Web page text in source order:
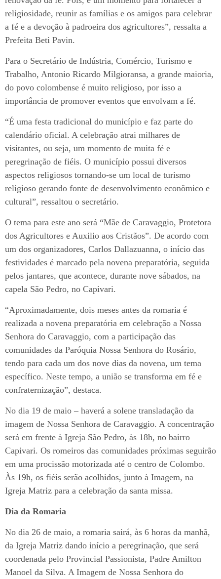
religiosidade, reunir as famílias e os amigos para celebrar
a fé e a devoção à padroeira dos agricultores”, ressalta a
Prefeita Beti Pavin.
Para o Secretário de Indústria, Comércio, Turismo e
Trabalho, Antonio Ricardo Milgioransa, a grande maioria,
do povo colombense é muito religioso, por isso a
importância de promover eventos que envolvam a fé.
“É uma festa tradicional do município e faz parte do
calendário oficial. A celebração atrai milhares de
visitantes, ou seja, um momento de muita fé e
peregrinação de fiéis. O município possui diversos
aspectos religiosos tornando-se um local de turismo
religioso gerando fonte de desenvolvimento econômico e
cultural”, ressaltou o secretário.
O tema para este ano será “Mãe de Caravaggio, Protetora
dos Agricultores e Auxilio aos Cristãos”. De acordo com
um dos organizadores, Carlos Dallazuanna, o início das
festividades é marcado pela novena preparatória, seguida
pelos jantares, que acontece, durante nove sábados, na
capela São Pedro, no Capivari.
“Aproximadamente, dois meses antes da romaria é
realizada a novena preparatória em celebração a Nossa
Senhora do Caravaggio, com a participação das
comunidades da Paróquia Nossa Senhora do Rosário,
tendo para cada um dos nove dias da novena, um tema
específico. Neste tempo, a união se transforma em fé e
confraternização”, destaca.
No dia 19 de maio – haverá a solene transladação da
imagem de Nossa Senhora de Caravaggio. A concentração
será em frente à Igreja São Pedro, às 18h, no bairro
Capivari. Os romeiros das comunidades próximas seguirão
em uma procissão motorizada até o centro de Colombo.
Às 19h, os fiéis serão acolhidos, junto à Imagem, na
Igreja Matriz para a celebração da santa missa.
Dia da Romaria
No dia 26 de maio, a romaria sairá, às 6 horas da manhã,
da Igreja Matriz dando início a peregrinação, que será
coordenada pelo Provincial Passionista, Padre Amilton
Manoel da Silva. A Imagem de Nossa Senhora do